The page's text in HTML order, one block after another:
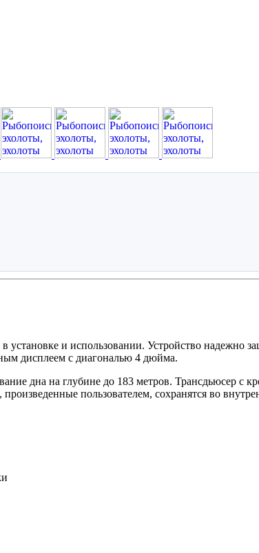
и использовании. Устройство надежно
дисплеем с диагональю 4 дюйма.
дна на глубине до 183 метров. Трансдьюсер с
пользователем, сохранятся во